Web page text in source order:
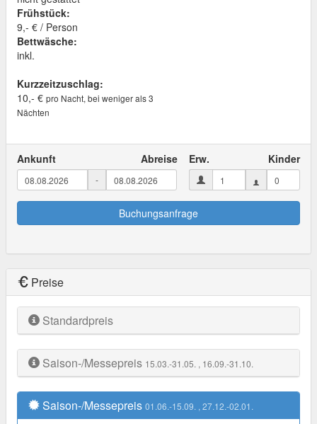
Frühstück:
9,- € / Person
Bettwäsche:
inkl.
Kurzzeitzuschlag:
10,- € pro Nacht, bei weniger als 3
Nächten
Ankunft Abreise
-
Erw. Kinder
Buchungsanfrage
Preise
Standardpreis
Saison-/Messepreis 15.03.-31.05. , 16.09.-31.10.
Saison-/Messepreis 01.06.-15.09. , 27.12.-02.01.